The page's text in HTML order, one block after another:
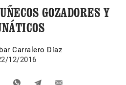
GOZADORES Y
Carralero Díaz
12/2016